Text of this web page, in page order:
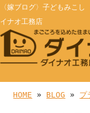
〈嫁ブログ〉子どもみこ
イナオ工務店
HOME » BLOG » プ